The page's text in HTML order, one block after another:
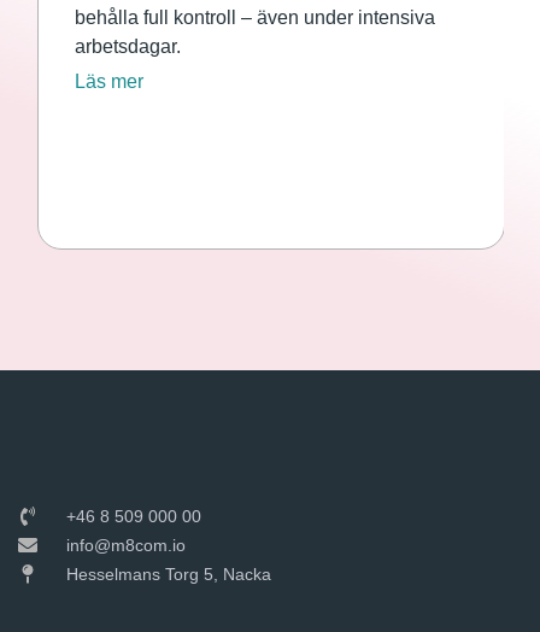
behålla full kontroll – även under intensiva
arbetsdagar.
Läs mer
+46 8 509 000 00
info@m8com.io
Hesselmans Torg 5, Nacka